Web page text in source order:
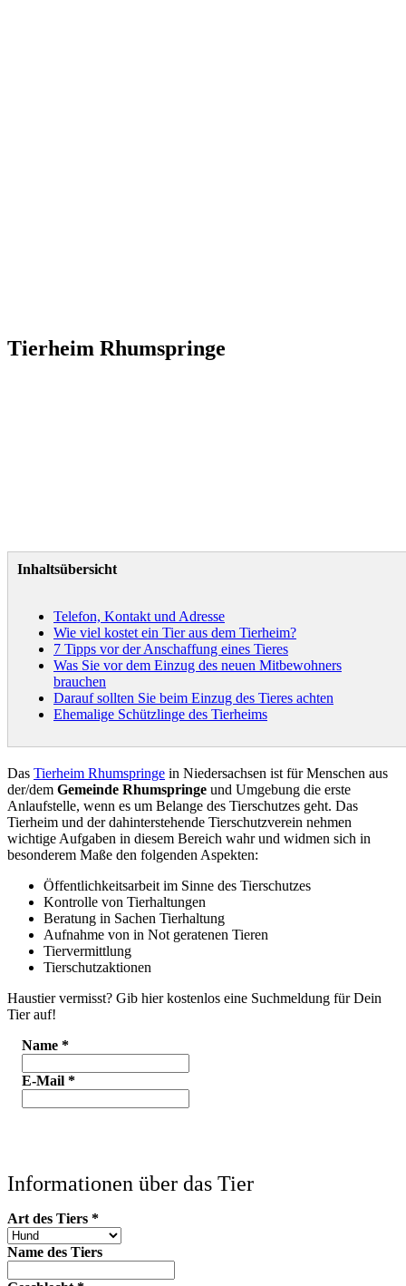
Tierheim Rhumspringe
Inhaltsübersicht
Telefon, Kontakt und Adresse
Wie viel kostet ein Tier aus dem Tierheim?
7 Tipps vor der Anschaffung eines Tieres
Was Sie vor dem Einzug des neuen Mitbewohners
brauchen
Darauf sollten Sie beim Einzug des Tieres achten
Ehemalige Schützlinge des Tierheims
Das Tierheim Rhumspringe in Niedersachsen ist für Menschen aus
der/dem Gemeinde Rhumspringe und Umgebung die erste
Anlaufstelle, wenn es um Belange des Tierschutzes geht. Das
Tierheim und der dahinterstehende Tierschutzverein nehmen
wichtige Aufgaben in diesem Bereich wahr und widmen sich in
besonderem Maße den folgenden Aspekten:
Öffentlichkeitsarbeit im Sinne des Tierschutzes
Kontrolle von Tierhaltungen
Beratung in Sachen Tierhaltung
Aufnahme von in Not geratenen Tieren
Tiervermittlung
Tierschutzaktionen
Haustier vermisst? Gib hier kostenlos eine Suchmeldung für Dein
Tier auf!
Name *
E-Mail *
Informationen über das Tier
Art des Tiers *
Name des Tiers